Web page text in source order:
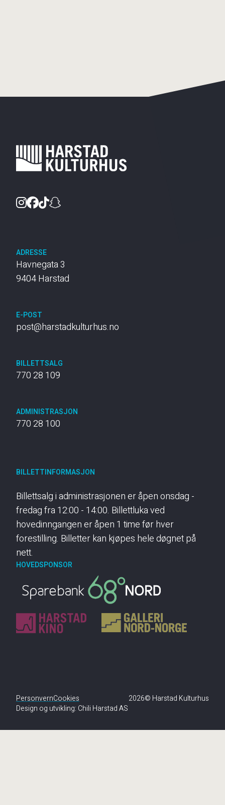
Instagram
Facebook
TikTok
ADRESSE
Havnegata 3
9404 Harstad
E-POST
post@harstadkulturhus.no
BILLETTSALG
770 28 109
ADMINISTRASJON
770 28 100
BILLETTINFORMASJON
Billettsalg i administrasjonen er åpen onsdag -
fredag fra 12:00 - 14:00. Billettluka ved
hovedinngangen er åpen 1 time før hver
forestilling. Billetter kan kjøpes hele døgnet på
nett.
HOVEDSPONSOR
PersonvernCookies
2026© Harstad Kulturhus
Design og utvikling: Chili Harstad AS